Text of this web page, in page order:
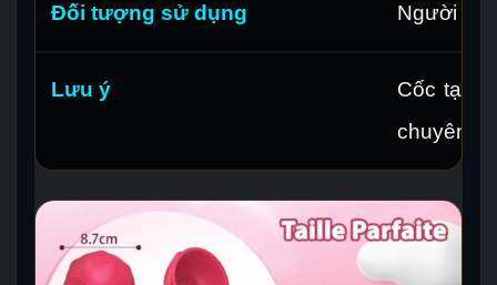
Đối tượng sử dụng Người
Lưu ý
Cốc tạo
chuyên